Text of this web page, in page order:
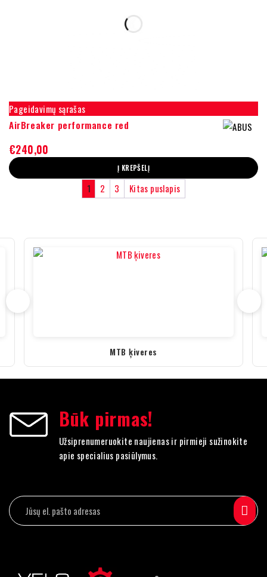
Pageidavimų sąrašas
AirBreaker performance red
€240,00
Į KREPŠELĮ
1 2 3 Kitas puslapis
MTB ķiveres
Būk pirmas!
Užsiprenumeruokite naujienas ir pirmieji sužinokite
apie specialius pasiūlymus.